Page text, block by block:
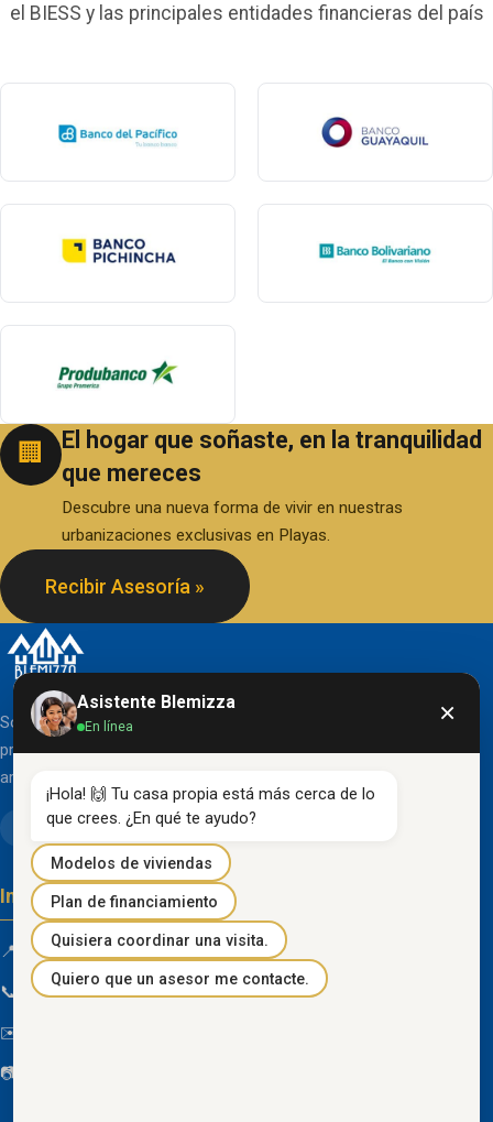
el BIESS y las principales entidades financieras del país
🏢
El hogar que soñaste, en la tranquilidad
que mereces
Descubre una nueva forma de vivir en nuestras
urbanizaciones exclusivas en Playas.
Recibir Asesoría »
Somos una organización líder en el desarrollo de
proyectos inmobiliarios que destacan por su diseño
arquitectónico clásico y acabados de primera línea.
Información de contacto
📍 Km 85 Vía Progreso, Playas, Guayas, Ecuador
📞 096 934 4318
✉️
📷
Asistente Blemizza
En línea ×
¡Hola! 🙌 Tu casa propia está más cerca de lo
que crees. ¿En qué te ayudo?
Modelos de viviendas
Plan de financiamiento
Quisiera coordinar una visita.
Quiero que un asesor me contacte.